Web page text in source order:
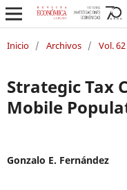
Inicio / Archivos / Vol.
Strategic Tax
Mobile
Gonzalo E. Fernández